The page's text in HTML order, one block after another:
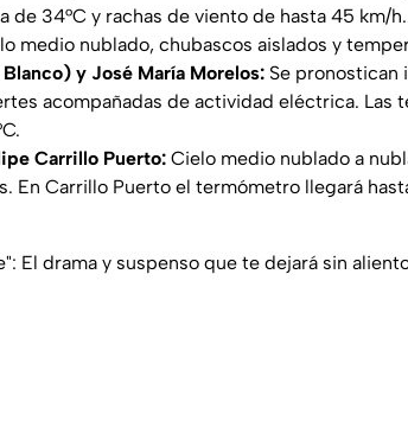
de 34°C y rachas de viento de hasta 45 km/h.
medio nublado, chubascos aislados y
y José María Morelos: Se pronostican
acompañadas de actividad eléctrica. Las
Carrillo Puerto: Cielo medio nublado a
En Carrillo Puerto el termómetro llegará
El drama y suspenso que te dejará sin